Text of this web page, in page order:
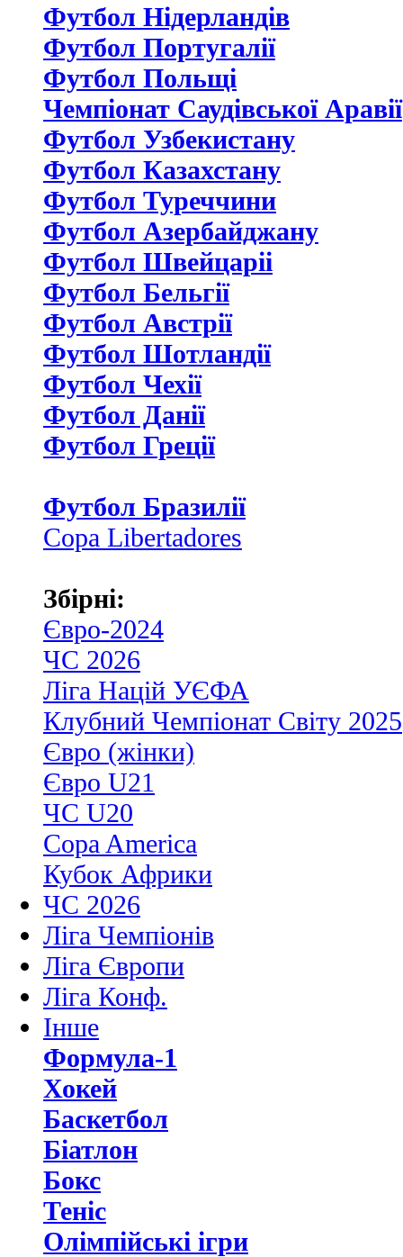
Футбол Нідерландiв
Футбол Португалії
Футбол Польщі
Чемпіонат Саудівської Аравії
Футбол Узбекистану
Футбол Казахстану
Футбол Туреччини
Футбол Азербайджану
Футбол Швейцаріі
Футбол Бельгії
Футбол Австрії
Футбол Шотландії
Футбол Чехії
Футбол Данії
Футбол Греції
Футбол Бразилії
Copa Libertadores
Збірні:
Євро-2024
ЧС 2026
Ліга Націй УЄФА
Клубний Чемпіонат Світу 2025
Євро (жінки)
Євро U21
ЧС U20
Copa America
Кубок Африки
ЧС 2026
Ліга Чемпіонів
Ліга Європи
Ліга Конф.
Інше
Формула-1
Хокей
Баскетбол
Біатлон
Бокс
Теніс
Олімпійські ігри